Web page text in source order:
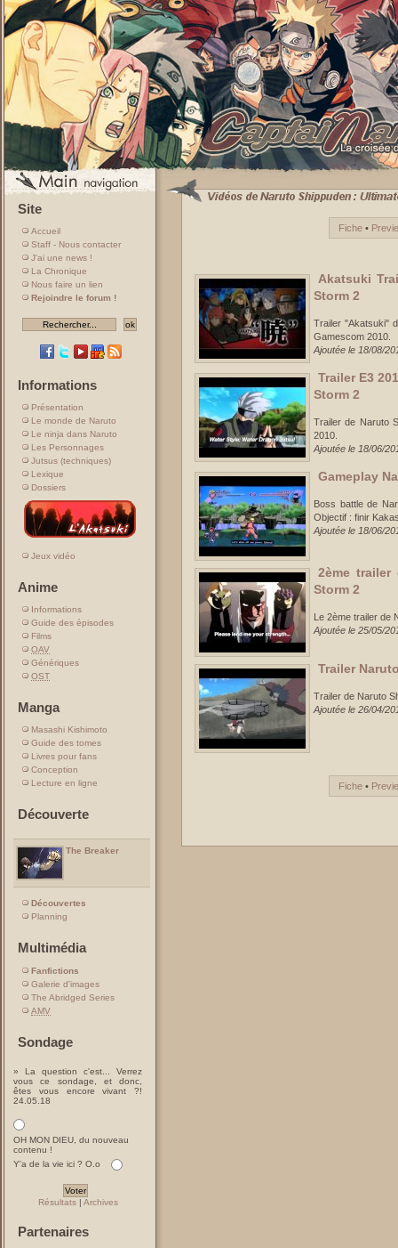
Site
Accueil
Staff - Nous contacter
J'ai une news !
La Chronique
Nous faire un lien
Rejoindre le forum !
Informations
Présentation
Le monde de Naruto
Le ninja dans Naruto
Les Personnages
Jutsus (techniques)
Lexique
Dossiers
Jeux vidéo
Anime
Informations
Guide des épisodes
Films
OAV
Génériques
OST
Manga
Masashi Kishimoto
Guide des tomes
Livres pour fans
Conception
Lecture en ligne
Découverte
The Breaker
Découvertes
Planning
Multimédia
Fanfictions
Galerie d'images
The Abridged Series
AMV
Sondage
» La question c'est... Verrez
vous ce sondage, et donc,
êtes vous encore vivant ?!
24.05.18
OH MON DIEU, du nouveau
contenu !
Y'a de la vie ici ? O.o
Résultats| Archives
Partenaires
Fiche •
Akatsuki
Storm 2
Trailer "Akatsuki"
Gamescom 2010.
Ajoutée le 18/08/
Trailer E3
Storm 2
Trailer de Naruto
2010.
Ajoutée le 18/06/
Gameplay
Boss battle de
Objectif : finir
Ajoutée le 18/06/
2ème trailer
Storm 2
Le 2ème trailer de
Ajoutée le 25/05/
Trailer
Trailer de Naruto
Ajoutée le 26/04/
Fiche •